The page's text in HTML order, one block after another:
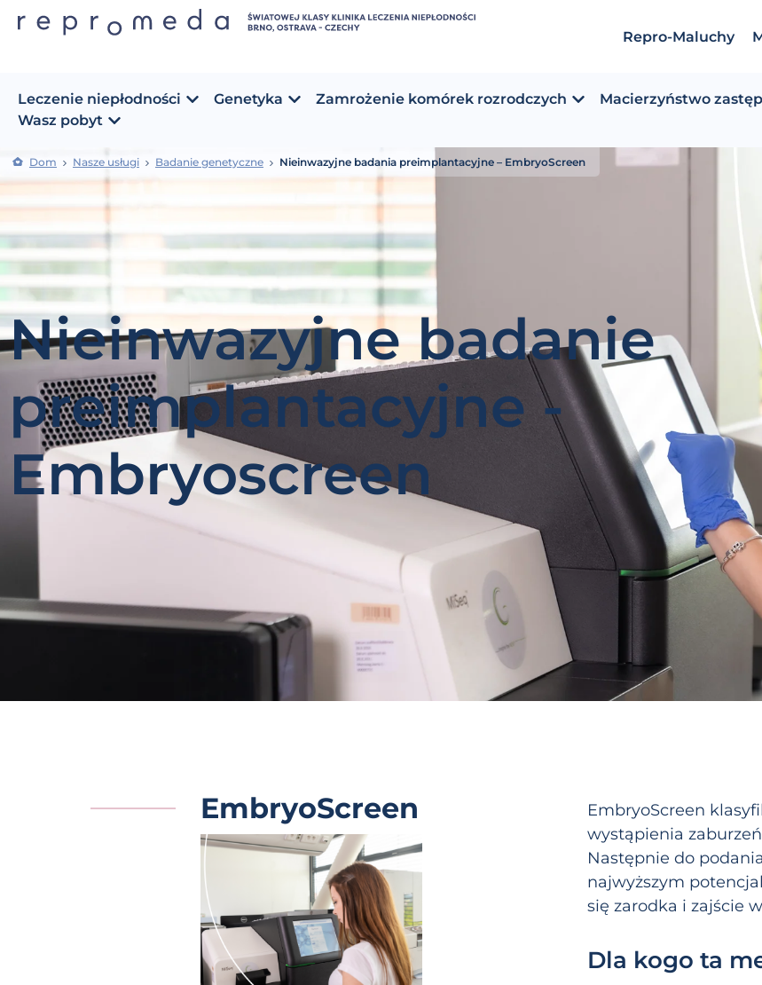
Repro-Maluchy
Leczenie niepłodności Genetyka Zamrożenie komórek rozrodczych
Macierzyństwo
Wasz pobyt
Dom Nasze usługi Badanie genetyczne Nieinwazyjne badania preimplantacyjne – EmbryoScreen
Nieinwazyjne badanie
preimplantacyjne -
Embryoscreen
EmbryoScreen
EmbryoScreen
wystąpienia
Następnie do
najwyższym
się zarodka i zajście
Dla kogo ta